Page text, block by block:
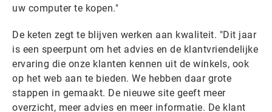
uw computer te kopen."
De keten zegt te blijven werken aan kwaliteit. "Dit jaar
is een speerpunt om het advies en de klantvriendelijke
ervaring die onze klanten kennen uit de winkels, ook
op het web aan te bieden. We hebben daar grote
stappen in gemaakt. De nieuwe site geeft meer
overzicht, meer advies en meer informatie. De klant